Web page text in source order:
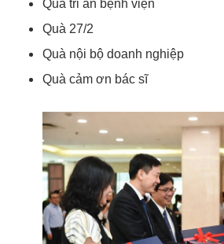
Quà tri ân bệnh viện
Quà 27/2
Quà nội bộ doanh nghiệp
Quà cảm ơn bác sĩ